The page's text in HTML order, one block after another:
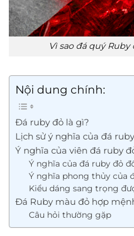
Vì sao đá quý
Nội dung chính:
Đá ruby đỏ là gì?
Lịch sử ý nghĩa của đá
Ý nghĩa của viên đá ruby
Ý nghĩa của đá ruby đỏ
Ý nghĩa phong thủy của
Kiểu dáng sang trọng
Đá Ruby màu đỏ hợp
Câu hỏi thường gặp